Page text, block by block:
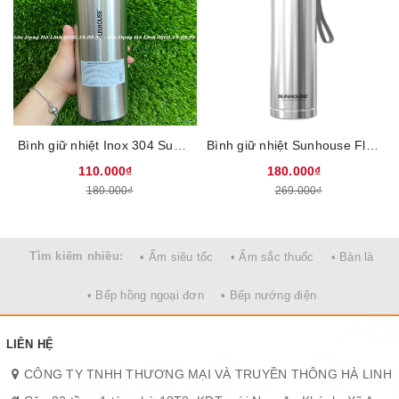
giúp cầm chắc tay kể cả khi tay đang ướt hoặc đổ mồ hôi. Thiết
kế thông minh này cũng bảo vệ bề mặt bình khỏi trầy xước, giữ
sản phẩm luôn bền đẹp.
Đế silicon chắc chắn, hạn chế trơn trượt và trầy xước
Phần đáy bình được bọc silicon dày, giúp cố định chắc chắn trên
mọi bề mặt như bàn kính, bàn gỗ hoặc kệ xe. Đế silicon cũng hạn
110.000₫
180.000₫
180.000₫
269.000₫
Tìm kiếm nhiều: • Ấm siêu tốc • Ấm sắc thuốc • Bàn là
• Bếp hồng ngoại đơn • Bếp nướng điện
LIÊN HỆ
CÔNG TY TNHH THƯƠNG MẠI VÀ TRUYỀN THÔNG HÀ LINH